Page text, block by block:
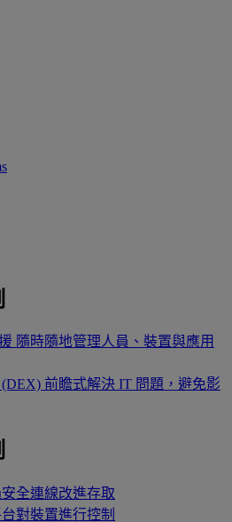
隨時隨地管理人員、裝置與應用
前瞻式解決 IT 問題，避免影
全連線改進存取
對裝置進行控制